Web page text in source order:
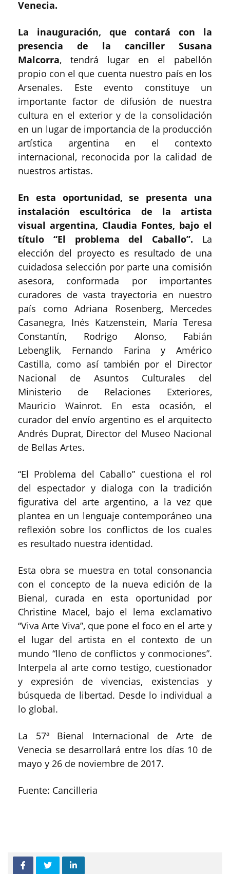
Venecia.
La inauguración, que contará con la
presencia de la canciller Susana
Malcorra, tendrá lugar en el pabellón
propio con el que cuenta nuestro país en los
Arsenales. Este evento constituye un
importante factor de difusión de nuestra
cultura en el exterior y de la consolidación
en un lugar de importancia de la producción
artística argentina en el contexto
internacional, reconocida por la calidad de
nuestros artistas.
En esta oportunidad, se presenta una
instalación escultórica de la artista
visual argentina, Claudia Fontes, bajo el
título “El problema del Caballo”. La
elección del proyecto es resultado de una
cuidadosa selección por parte una comisión
asesora, conformada por importantes
curadores de vasta trayectoria en nuestro
país como Adriana Rosenberg, Mercedes
Casanegra, Inés Katzenstein, María Teresa
Constantín, Rodrigo Alonso, Fabián
Lebenglik, Fernando Farina y Américo
Castilla, como así también por el Director
Nacional de Asuntos Culturales del
Ministerio de Relaciones Exteriores,
Mauricio Wainrot. En esta ocasión, el
curador del envío argentino es el arquitecto
Andrés Duprat, Director del Museo Nacional
de Bellas Artes.
“El Problema del Caballo” cuestiona el rol
del espectador y dialoga con la tradición
figurativa del arte argentino, a la vez que
plantea en un lenguaje contemporáneo una
reflexión sobre los conflictos de los cuales
es resultado nuestra identidad.
Esta obra se muestra en total consonancia
con el concepto de la nueva edición de la
Bienal, curada en esta oportunidad por
Christine Macel, bajo el lema exclamativo
“Viva Arte Viva”, que pone el foco en el arte y
el lugar del artista en el contexto de un
mundo “lleno de conflictos y conmociones”.
Interpela al arte como testigo, cuestionador
y expresión de vivencias, existencias y
búsqueda de libertad. Desde lo individual a
lo global.
La 57ª Bienal Internacional de Arte de
Venecia se desarrollará entre los días 10 de
mayo y 26 de noviembre de 2017.
Fuente: Cancilleria